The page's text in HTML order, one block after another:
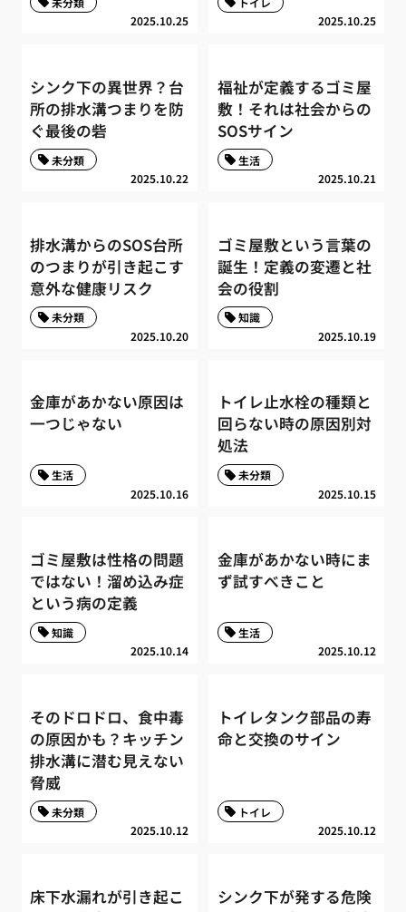
2025.10.25 2025.10.25
シンク下の異世界？台
所の排水溝つまりを防
ぐ最後の砦
2025.10.22
未分類
福祉が定義するゴミ屋
敷！それは社会からの
SOSサイン
2025.10.21
生活
排水溝からのSOS台所
のつまりが引き起こす
意外な健康リスク
2025.10.20
未分類
ゴミ屋敷という言葉の
誕生！定義の変遷と社
会の役割
2025.10.19
知識
金庫があかない原因は
一つじゃない
2025.10.16
生活
トイレ止水栓の種類と
回らない時の原因別対
処法
2025.10.15
未分類
ゴミ屋敷は性格の問題
ではない！溜め込み症
という病の定義
2025.10.14
知識
金庫があかない時にま
ず試すべきこと
2025.10.12
生活
そのドロドロ、食中毒
の原因かも？キッチン
排水溝に潜む見えない
脅威
2025.10.12
未分類
トイレタンク部品の寿
命と交換のサイン
2025.10.12
トイレ
床下水漏れが引き起こ
シンク下が発する危険